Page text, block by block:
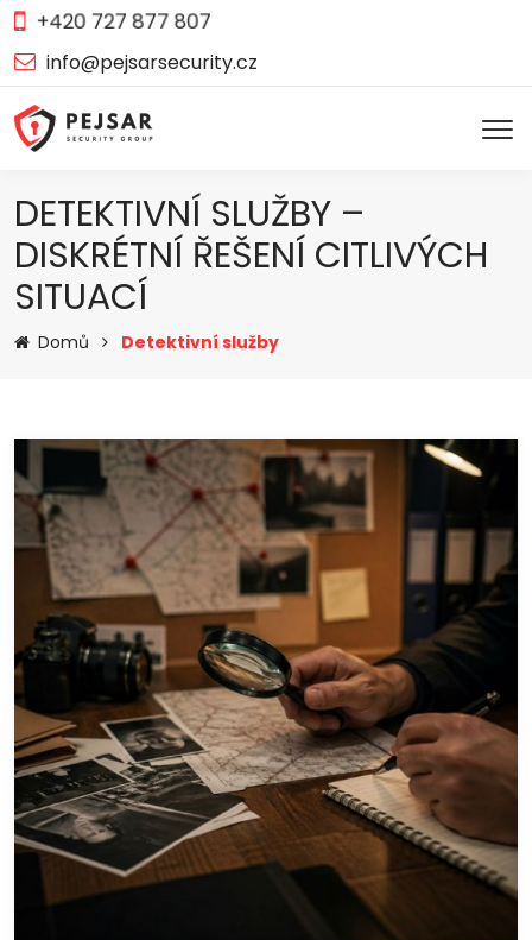
+420 727 877 807
info@pejsarsecurity.cz
DETEKTIVNÍ SLUŽBY –
DISKRÉTNÍ ŘEŠENÍ CITLIVÝCH
SITUACÍ
Domů Detektivní služby